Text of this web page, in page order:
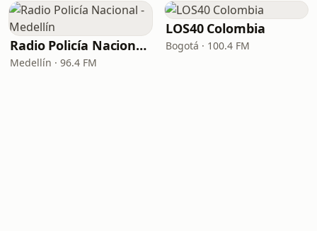
Radio Policía Nacional - Medellín
Medellín · 96.4 FM
LOS40 Colombia
Bogotá · 100.4 FM